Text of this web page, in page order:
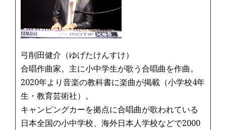
弓削田健介（ゆげたけんすけ）
合唱作曲家。主に小中学生が歌う合唱曲を作曲。
2020年より音楽の教科書に楽曲が掲載（小学校4年
生・教育芸術社）。
キャンピングカーを拠点に合唱曲が歌われている
日本全国の小中学校、海外日本人学校などで2000